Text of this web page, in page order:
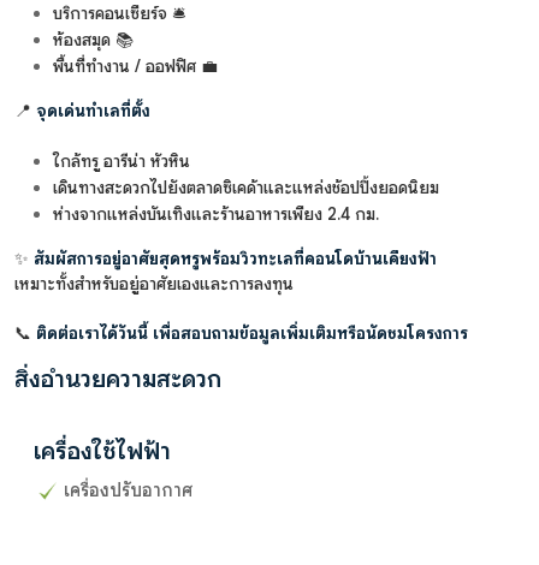
บริการคอนเซียร์จ 🛎️
ห้องสมุด 📚
พื้นที่ทำงาน / ออฟฟิศ 💼
📍 จุดเด่นทำเลที่ตั้ง
ใกล้ทรู อารีน่า หัวหิน
เดินทางสะดวกไปยังตลาดซิเคด้าและแหล่งช้อปปิ้งยอดนิยม
ห่างจากแหล่งบันเทิงและร้านอาหารเพียง 2.4 กม.
✨ สัมผัสการอยู่อาศัยสุดหรูพร้อมวิวทะเลที่คอนโดบ้านเคียงฟ้า
เหมาะทั้งสำหรับอยู่อาศัยเองและการลงทุน
📞 ติดต่อเราได้วันนี้ เพื่อสอบถามข้อมูลเพิ่มเติมหรือนัดชมโครงการ
สิ่งอำนวยความสะดวก
เครื่องใช้ไฟฟ้า
เครื่องปรับอากาศ